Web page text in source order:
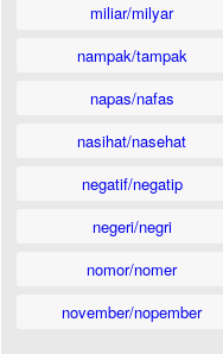
miliar/milyar
nampak/tampak
napas/nafas
nasihat/nasehat
negatif/negatip
negeri/negri
nomor/nomer
november/nopember